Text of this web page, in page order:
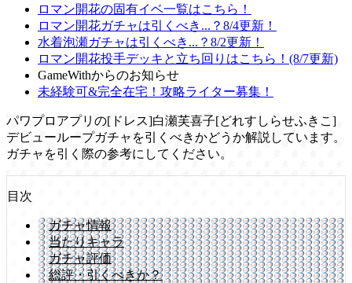
ロマン開花の固有イベ一覧はこちら！
ロマン開花ガチャは引くべき...？8/4更新！
水着泡瀬ガチャは引くべき...？8/2更新！
ロマン開花投手デッキと立ち回りはこちら！(8/7更新)
GameWithからのお知らせ
未経験可&完全在宅！攻略ライター募集！
パワプロアプリの[ドレス]白瀬芙喜子[どれすしらせふきこ]
デビューループガチャを引くべきかどうか解説しています。
ガチャを引く際の参考にしてください。
目次
ガチャ情報
当たりキャラ
ガチャ評価
総評・引くべきか？